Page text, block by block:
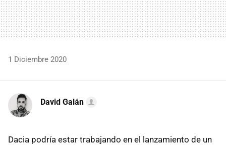
1 Diciembre 2020
David Galán
Dacia podría estar trabajando en el lanzamiento de un